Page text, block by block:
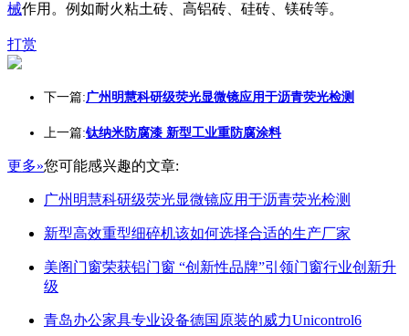
械作用。例如耐火粘土砖、高铝砖、硅砖、镁砖等。
打赏
下一篇:广州明慧科研级荧光显微镜应用于沥青荧光检测
上一篇:钛纳米防腐漆 新型工业重防腐涂料
更多»您可能感兴趣的文章:
广州明慧科研级荧光显微镜应用于沥青荧光检测
新型高效重型细碎机该如何选择合适的生产厂家
美阁门窗荣获铝门窗 “创新性品牌”引领门窗行业创新升
级
青岛办公家具专业设备德国原装的威力Unicontrol6